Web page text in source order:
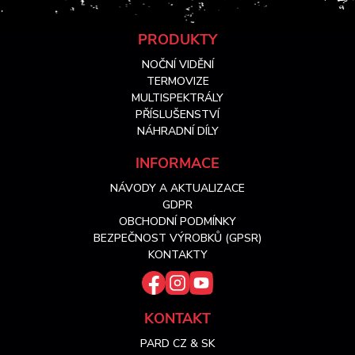
PRODUKTY
NOČNÍ VIDĚNÍ
TERMOVIZE
MULTISPEKTRÁLY
PŘÍSLUŠENSTVÍ
NÁHRADNÍ DÍLY
INFORMACE
NÁVODY A AKTUALIZACE
GDPR
OBCHODNÍ PODMÍNKY
BEZPEČNOST VÝROBKŮ (GPSR)
KONTAKTY
KONTAKT
PARD CZ & SK